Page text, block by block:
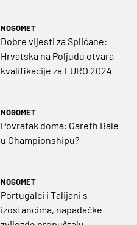
NOGOMET
Dobre vijesti za Splićane:
Hrvatska na Poljudu otvara
kvalifikacije za EURO 2024
NOGOMET
Povratak doma: Gareth Bale
u Championshipu?
NOGOMET
Portugalci i Talijani s
izostancima, napadačke